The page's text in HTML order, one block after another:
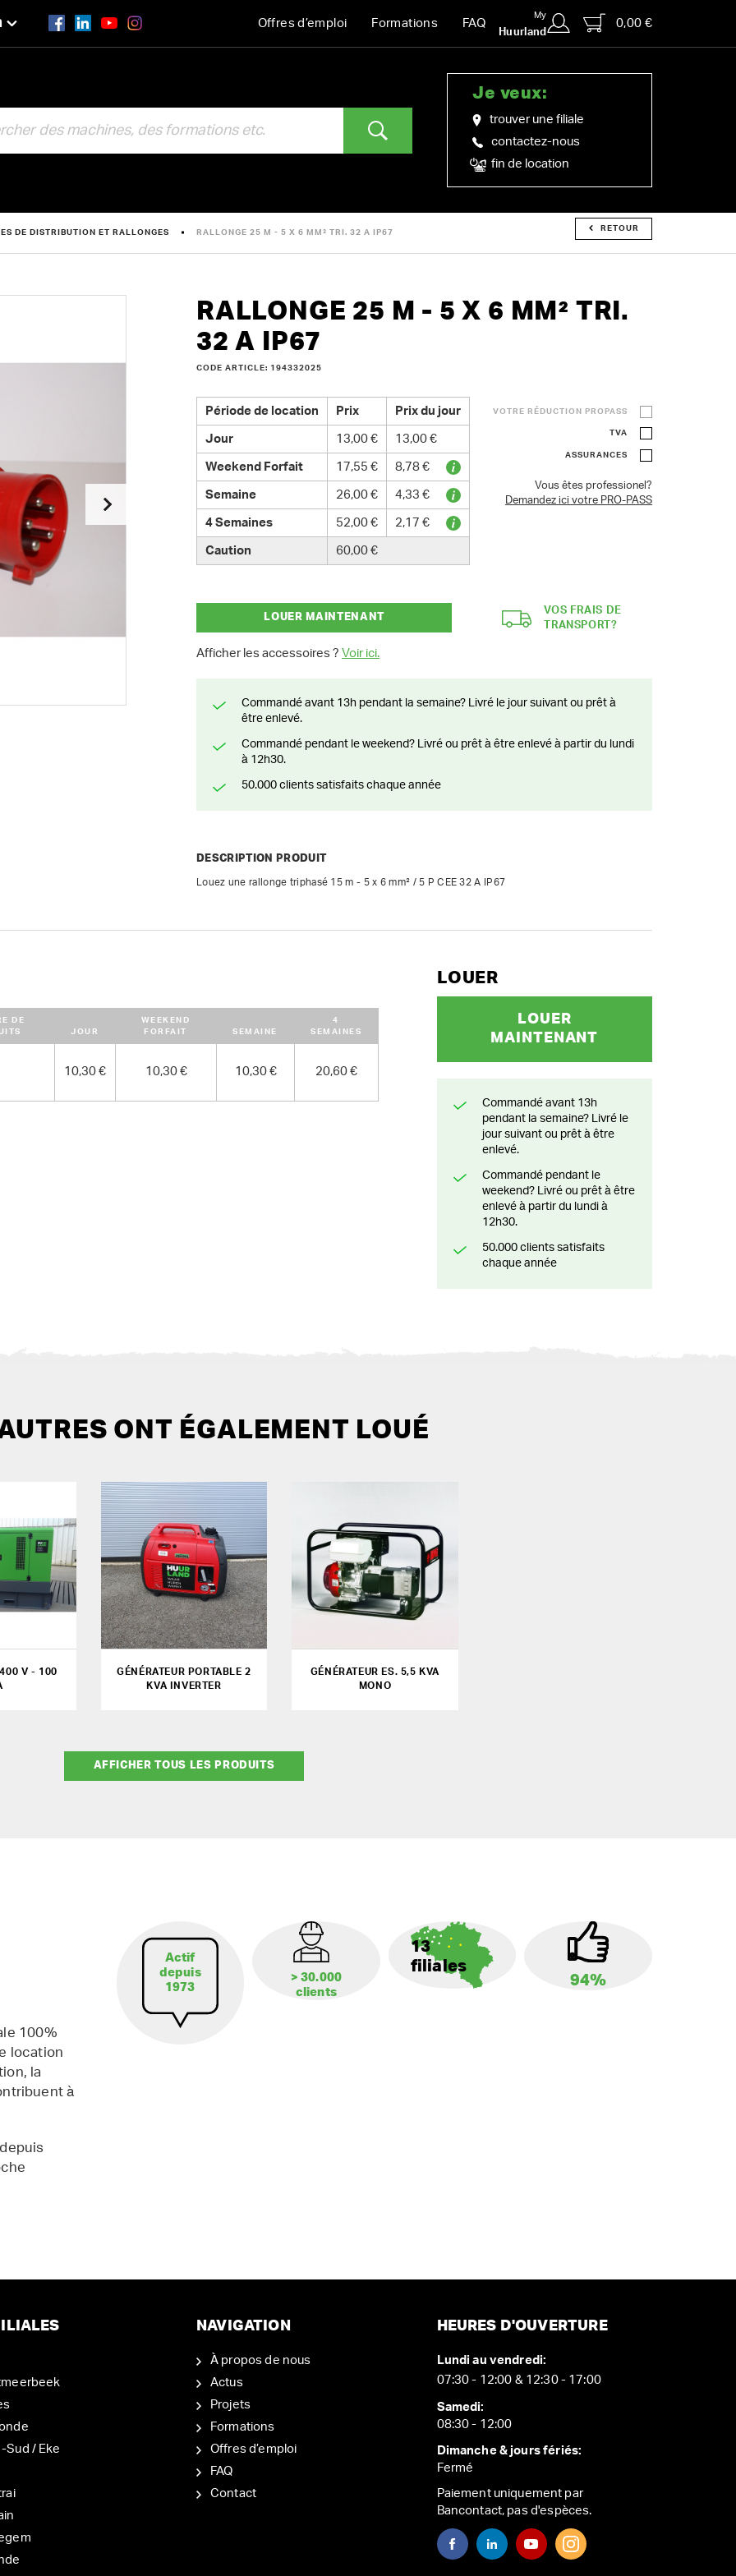
Offres d’emploi Formations FAQ
My
Huurland
0,00 €
Je veux:
trouver une filiale
contactez-nous
fin de location
DE DISTRIBUTION ET RALLONGES RALLONGE 25 M - 5 X 6 MM² TRI. 32 A IP67 RETOUR
RALLONGE 25 M - 5 X 6 MM² TRI.
32 A IP67
CODE ARTICLE: 194332025
Période de location Prix Prix du jour
Jour 13,00 € 13,00 €
Weekend Forfait 17,55 € 8,78 €
Semaine 26,00 € 4,33 €
4 Semaines 52,00 € 2,17 €
Caution 60,00 €
VOTRE RÉDUCTION PROPASS
TVA
ASSURANCES
Vous êtes professionel?
Demandez ici votre PRO-PASS
LOUER MAINTENANT
Afficher les accessoires ? Voir ici.
VOS FRAIS DE
TRANSPORT?
Commandé avant 13h pendant la semaine? Livré le jour suivant ou prêt à
être enlevé.
Commandé pendant le weekend? Livré ou prêt à être enlevé à partir du lundi
à 12h30.
50.000 clients satisfaits chaque année
DESCRIPTION PRODUIT
Louez une rallonge triphasé 15 m - 5 x 6 mm² / 5 P CEE 32 A IP67
DE
JOUR
WEEKEND
FORFAIT
SEMAINE
4
SEMAINES
10,30 € 10,30 € 10,30 € 20,60 €
LOUER
LOUER
MAINTENANT
Commandé avant 13h
pendant la semaine? Livré le
jour suivant ou prêt à être
enlevé.
Commandé pendant le
weekend? Livré ou prêt à être
enlevé à partir du lundi à
12h30.
50.000 clients satisfaits
chaque année
ONT ÉGALEMENT LOUÉ
400 V - 100
GÉNÉRATEUR PORTABLE 2
KVA INVERTER
GÉNÉRATEUR ES. 5,5 KVA
MONO
AFFICHER TOUS LES PRODUITS
100%
location
la
à
Actif
depuis
1973
> 30.000
clients
13
filiales
94%
Sud / Eke
NAVIGATION
À propos de nous
Actus
Projets
Formations
Offres d’emploi
FAQ
Contact
HEURES D'OUVERTURE
Lundi au vendredi:
07:30 - 12:00 & 12:30 - 17:00
Samedi:
08:30 - 12:00
Dimanche & jours fériés:
Fermé
Paiement uniquement par
Bancontact, pas d'espèces.